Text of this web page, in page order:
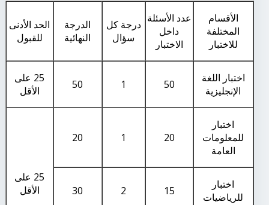
الأقسام
المختلفة
للاختبار
عدد الأسئلة
داخل
الاختبار
درجة كل
سؤال
الدرجة
النهائية
الحد الأدنى
للقبول
اختبار اللغة
الإنجليزية
50
1
50
25 على
الأقل
اختبار
للمعلومات
العامة
20
1
20
25 على
الأقل
اختبار
للرياضيات
15
2
30